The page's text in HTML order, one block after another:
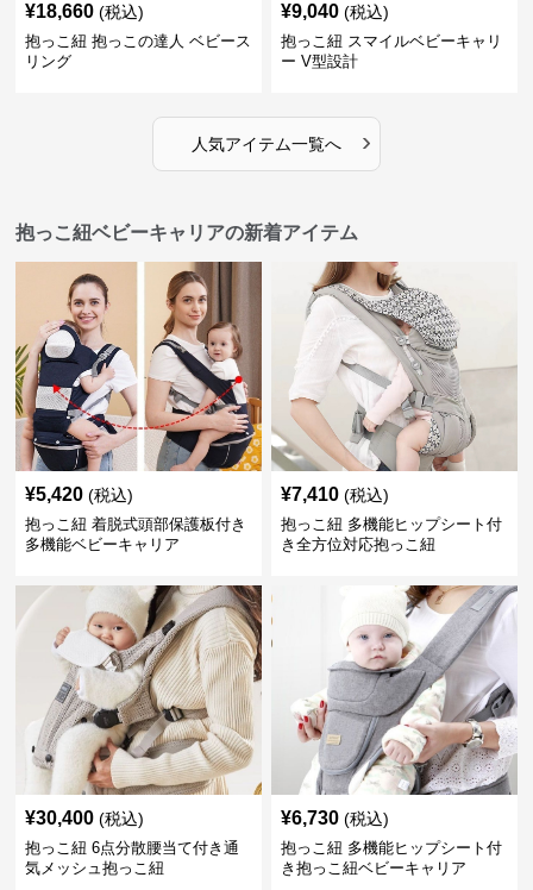
¥18,660 (税込)
抱っこ紐 抱っこの達人 ベビース
リング
¥9,040 (税込)
抱っこ紐 スマイルベビーキャリ
ー V型設計
人気アイテム一覧へ ›
抱っこ紐ベビーキャリアの新着アイテム
¥5,420 (税込)
抱っこ紐 着脱式頭部保護板付き
多機能ベビーキャリア
¥7,410 (税込)
抱っこ紐 多機能ヒップシート付
き全方位対応抱っこ紐
¥30,400 (税込)
抱っこ紐 6点分散腰当て付き通
気メッシュ抱っこ紐
¥6,730 (税込)
抱っこ紐 多機能ヒップシート付
き抱っこ紐ベビーキャリア